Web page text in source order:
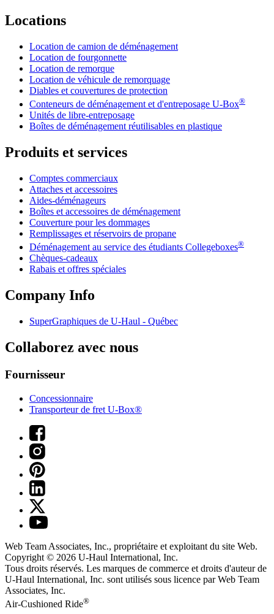
Locations
Location de camion de déménagement
Location de fourgonnette
Location de remorque
Location de véhicule de remorquage
Diables et couvertures de protection
Conteneurs de déménagement et d'entreposage U-Box®
Unités de libre-entreposage
Boîtes de déménagement réutilisables en plastique
Produits et services
Comptes commerciaux
Attaches et accessoires
Aides-déménageurs
Boîtes et accessoires de déménagement
Couverture pour les dommages
Remplissages et réservoirs de propane
Déménagement au service des étudiants Collegeboxes®
Chèques-cadeaux
Rabais et offres spéciales
Company Info
SuperGraphiques de U-Haul - Québec
Collaborez avec nous
Fournisseur
Concessionnaire
Transporteur de fret U-Box®
Web Team Associates, Inc., propriétaire et exploitant du site Web.
Copyright © 2026 U-Haul International, Inc.
Tous droits réservés. Les marques de commerce et droits d'auteur de
U-Haul International, Inc. sont utilisés sous licence par Web Team
Associates, Inc.
Air-Cushioned Ride®